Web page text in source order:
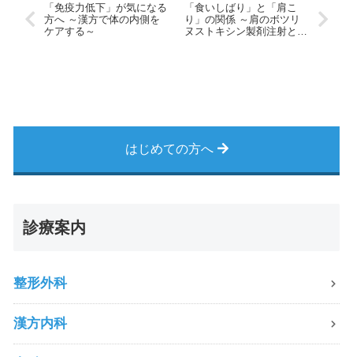
「免疫力低下」が気になる
方へ ～漢方で体の内側を
ケアする～
「食いしばり」と「肩こ
り」の関係 ～肩のボツリ
ヌストキシン製剤注射とい
はじめての方へ
診療案内
整形外科
漢方内科